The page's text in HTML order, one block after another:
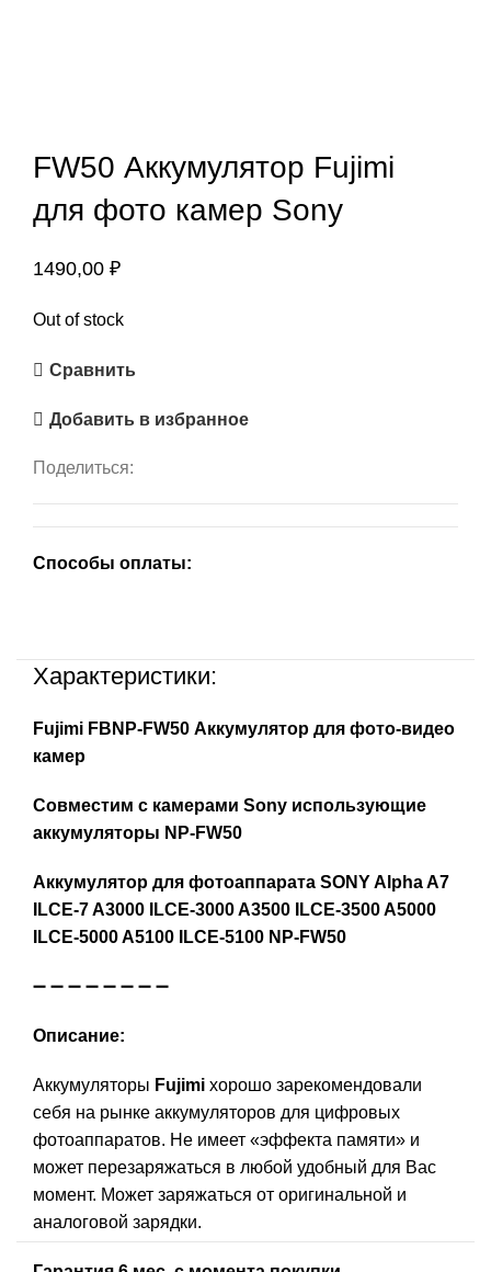
FW50 Аккумулятор Fujimi
для фото камер Sony
1490,00 ₽
Out of stock
Сравнить
Добавить в избранное
Поделиться:
Способы оплаты:
Характеристики:
Fujimi FBNP-FW50 Аккумулятор для фото-видео
камер
Совместим с камерами Sony использующие
аккумуляторы NP-FW50
Аккумулятор для фотоаппарата SONY Alpha A7
ILCE-7 A3000 ILCE-3000 A3500 ILCE-3500 A5000
ILCE-5000 A5100 ILCE-5100 NP-FW50
➖ ➖ ➖ ➖ ➖ ➖ ➖ ➖
Описание:
Аккумуляторы Fujimi хорошо зарекомендовали
себя на рынке аккумуляторов для цифровых
фотоаппаратов. Не имеет «эффекта памяти» и
может перезаряжаться в любой удобный для Вас
момент. Может заряжаться от оригинальной и
аналоговой зарядки.